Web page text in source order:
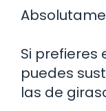
Si prefieres
puedes
las de